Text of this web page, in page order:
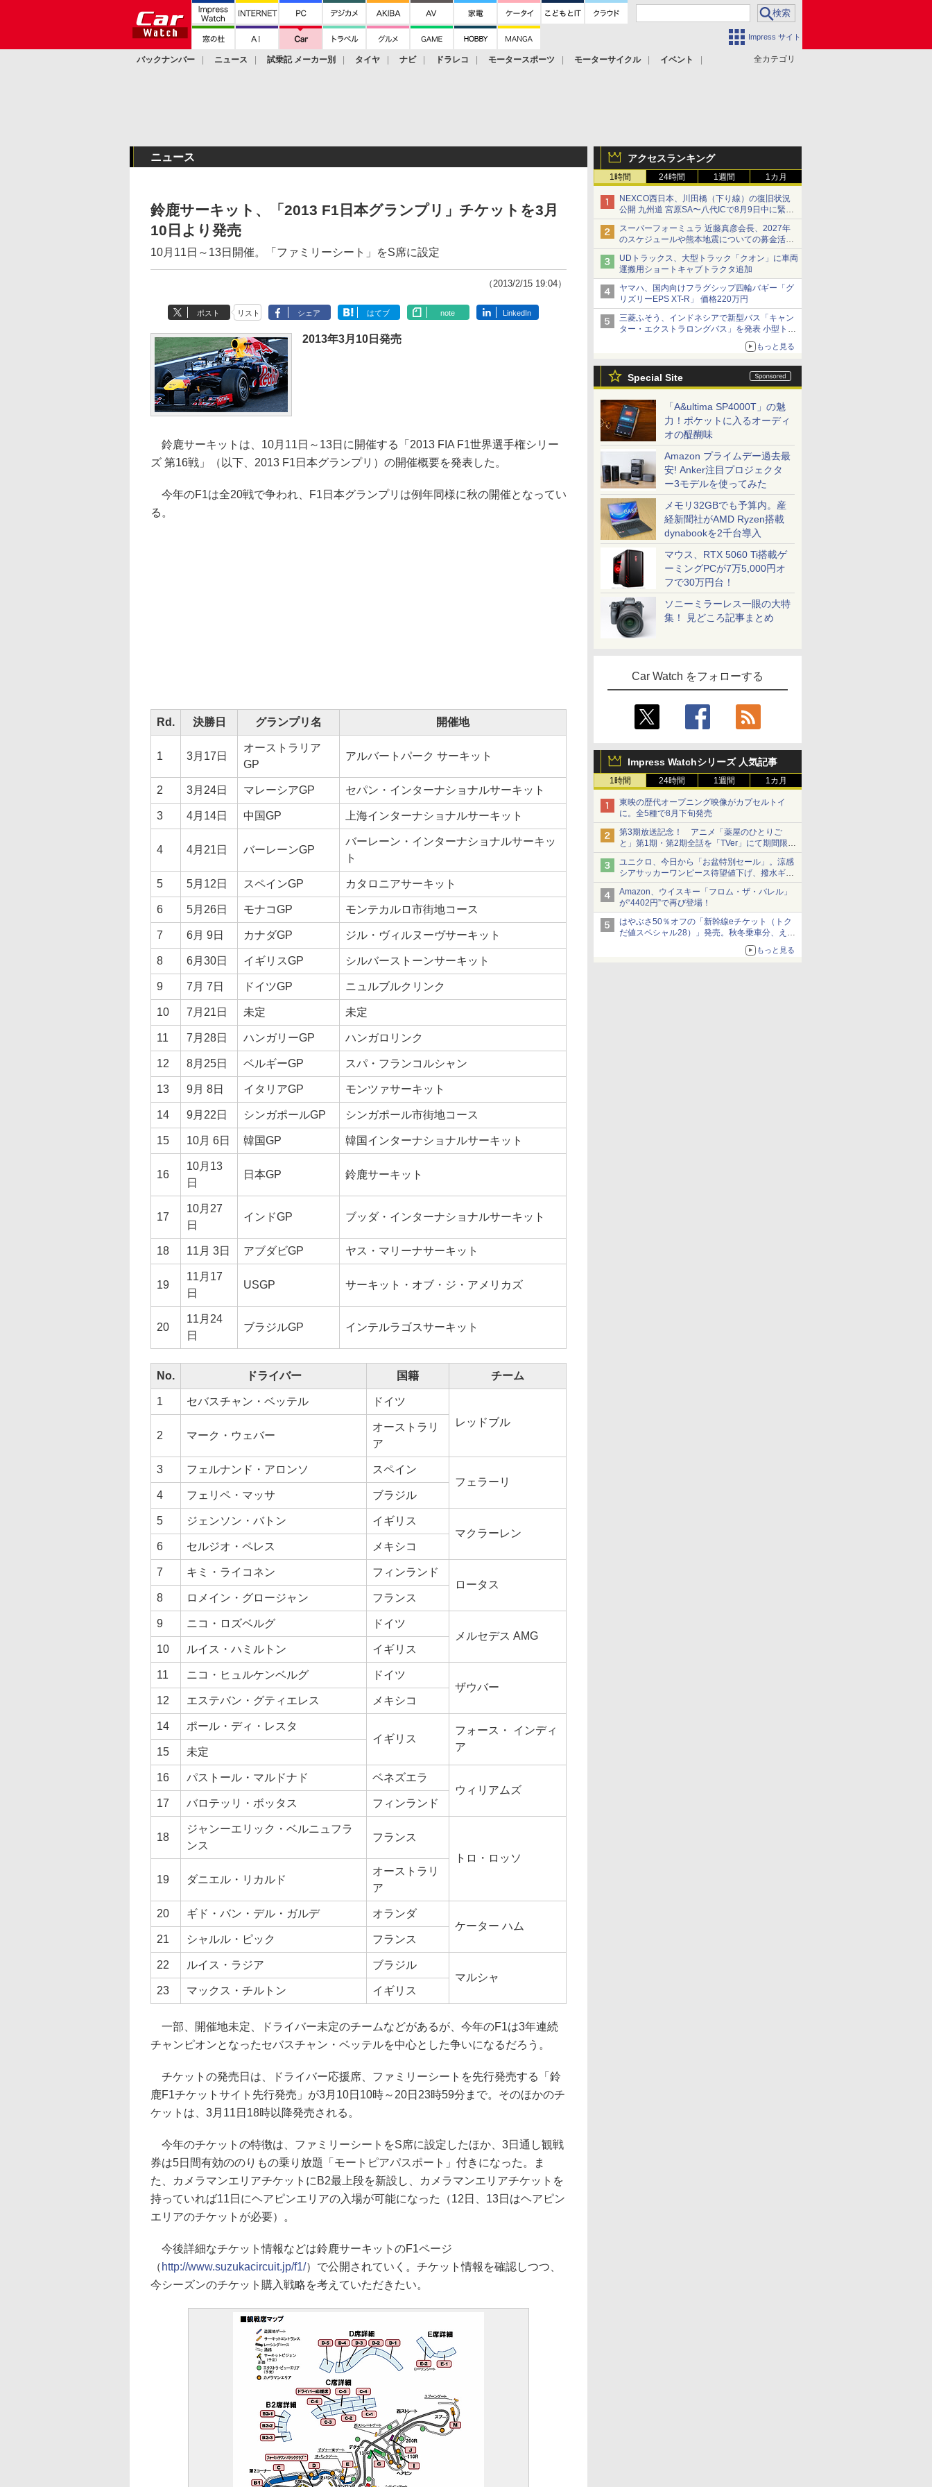
Impress サイト
全カテゴリ
バックナンバー ニュース 試乗記 メーカー別 タイヤ ナビ ドラレコ モータースポーツ モーターサイクル
イベント
アクセスランキング
1時間 24時間 1週間 1カ月
NEXCO西日本、川田橋（下り線）の復旧状況
公開 九州道 宮原SA〜八代ICで8月9日中に緊急
車両を通行可能に
スーパーフォーミュラ 近藤真彦会長、2027年
のスケジュールや熊本地震についての募金活動
を紹介
UDトラックス、大型トラック「クオン」に車両
運搬用ショートキャブトラクタ追加
ヤマハ、国内向けフラグシップ四輪バギー「グ
リズリーEPS XT-R」 価格220万円
三菱ふそう、インドネシアで新型バス「キャン
ター・エクストラロングバス」を発表 小型トラ
ックベースの観光・旅客輸送向けバス
もっと見る
Special Site
「A&ultima SP4000T」の魅
力！ポケットに入るオーディ
オの醍醐味
Amazon プライムデー過去最
安! Anker注目プロジェクタ
ー3モデルを使ってみた
メモリ32GBでも予算内。産
経新聞社がAMD Ryzen搭載
dynabookを2千台導入
マウス、RTX 5060 Ti搭載ゲ
ーミングPCが7万5,000円オ
フで30万円台！
ソニーミラーレス一眼の大特
集！ 見どころ記事まとめ
Car Watch をフォローする
Impress Watchシリーズ 人気記事
1時間 24時間 1週間 1カ月
東映の歴代オープニング映像がカプセルトイ
に。全5種で8月下旬発売
第3期放送記念！ アニメ「薬屋のひとりご
と」第1期・第2期全話を「TVer」にて期間限定
で順次無料配信開始
ユニクロ、今日から「お盆特別セール」。涼感
シアサッカーワンピース待望値下げ、撥水ギア
ショーツは1990円に
Amazon、ウイスキー「フロム・ザ・バレル」
が“4402円”で再び登場！
はやぶさ50％オフの「新幹線eチケット（トク
だ値スペシャル28）」発売。秋冬乗車分、えき
もっと見る
ニュース
鈴鹿サーキット、「2013 F1日本グランプリ」チケットを3月
10日より発売
10月11日～13日開催。「ファミリーシート」をS席に設定
（2013/2/15 19:04）
ポスト リスト シェア はてブ note LinkedIn
2013年3月10日発売
鈴鹿サーキットは、10月11日～13日に開催する「2013 FIA F1世界選手権シリー
ズ 第16戦」（以下、2013 F1日本グランプリ）の開催概要を発表した。
今年のF1は全20戦で争われ、F1日本グランプリは例年同様に秋の開催となってい
る。
Rd. 決勝日 グランプリ名 開催地
1 3月17日
オーストラリア
GP
アルバートパーク サーキット
2 3月24日 マレーシアGP セパン・インターナショナルサーキット
3 4月14日 中国GP 上海インターナショナルサーキット
4 4月21日 バーレーンGP
バーレーン・インターナショナルサーキッ
ト
5 5月12日 スペインGP カタロニアサーキット
6 5月26日 モナコGP モンテカルロ市街地コース
7 6月 9日 カナダGP ジル・ヴィルヌーヴサーキット
8 6月30日 イギリスGP シルバーストーンサーキット
9 7月 7日 ドイツGP ニュルブルクリンク
10 7月21日 未定 未定
11 7月28日 ハンガリーGP ハンガロリンク
12 8月25日 ベルギーGP スパ・フランコルシャン
13 9月 8日 イタリアGP モンツァサーキット
14 9月22日 シンガポールGP シンガポール市街地コース
15 10月 6日 韓国GP 韓国インターナショナルサーキット
16
10月13
日
日本GP 鈴鹿サーキット
17
10月27
日
インドGP ブッダ・インターナショナルサーキット
18 11月 3日 アブダビGP ヤス・マリーナサーキット
19
11月17
日
USGP サーキット・オブ・ジ・アメリカズ
20
11月24
日
ブラジルGP インテルラゴスサーキット
No. ドライバー 国籍 チーム
1 セバスチャン・ベッテル
ドイツ
レッドブル
2
マーク・ウェバー
オーストラリ
ア
3 フェルナンド・アロンソ
スペイン
フェラーリ
4
フェリペ・マッサ ブラジル
5 ジェンソン・バトン
イギリス
マクラーレン
6
セルジオ・ペレス メキシコ
7 キミ・ライコネン
フィンランド
ロータス
8
ロメイン・グロージャン フランス
9 ニコ・ロズベルグ
ドイツ
メルセデス AMG
10
ルイス・ハミルトン イギリス
11 ニコ・ヒュルケンベルグ
ドイツ
ザウバー
12
エステバン・グティエレス メキシコ
14
ポール・ディ・レスタ
イギリス
フォース・ インディ
ア
15 未定
16 パストール・マルドナド
ベネズエラ
ウィリアムズ
17
バロテッリ・ボッタス フィンランド
18
ジャンーエリック・ベルニュフラ
ンス
フランス
トロ・ロッソ
19
ダニエル・リカルド
オーストラリ
ア
20 ギド・バン・デル・ガルデ
オランダ
ケーター ハム
21
シャルル・ピック フランス
22 ルイス・ラジア
ブラジル
マルシャ
23
マックス・チルトン イギリス
一部、開催地未定、ドライバー未定のチームなどがあるが、今年のF1は3年連続
チャンピオンとなったセバスチャン・ベッテルを中心とした争いになるだろう。
チケットの発売日は、ドライバー応援席、ファミリーシートを先行発売する「鈴
鹿F1チケットサイト先行発売」が3月10日10時～20日23時59分まで。そのほかのチ
ケットは、3月11日18時以降発売される。
今年のチケットの特徴は、ファミリーシートをS席に設定したほか、3日通し観戦
券は5日間有効ののりもの乗り放題「モートピアパスポート」付きになった。ま
た、カメラマンエリアチケットにB2最上段を新設し、カメラマンエリアチケットを
持っていれば11日にヘアピンエリアの入場が可能になった（12日、13日はヘアピン
エリアのチケットが必要）。
今後詳細なチケット情報などは鈴鹿サーキットのF1ページ
（ http://www.suzukacircuit.jp/f1/）で公開されていく。チケット情報を確認しつつ、
今シーズンのチケット購入戦略を考えていただきたい。